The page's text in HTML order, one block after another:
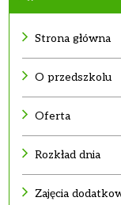
Strona główna
O przedszkolu
Oferta
Rozkład dnia
Zajęcia